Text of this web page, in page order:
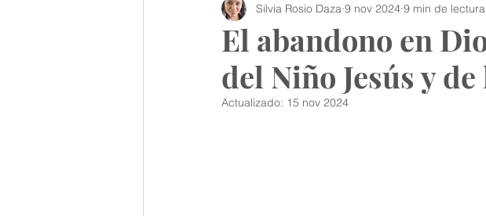
San José Santos del Carmelo Reflexiones
Navidad Poesía Escritora Iglesia
El abandono en
del Niño Jesús y
Silvia Rosio Daza 9 nov 2024 9 min de lectura
Actualizado: 15 nov 2024